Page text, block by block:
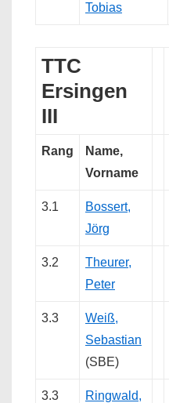
Tobias
TTC
Ersingen
III
Rang
Name,
Vorname
3.1
Bossert,
Jörg
3.2
Theurer,
Peter
3.3
Weiß,
Sebastian
(SBE)
3.3
Ringwald,